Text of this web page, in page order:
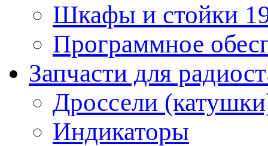
Шкафы и стойки
Программное
Запчасти для
Дроссели
Индикаторы